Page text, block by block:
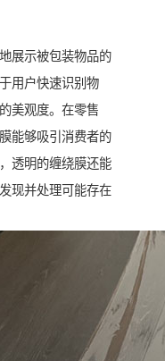
展示被包装物品的
用户快速识别物
美观度。在零售
能够吸引消费者的
透明的缠绕膜还能
现并处理可能存在